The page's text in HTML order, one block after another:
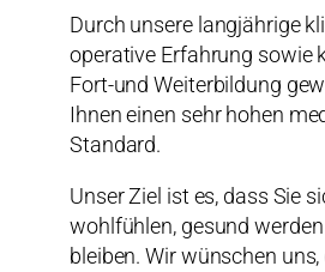
Durch unsere langjährige
operative Erfahrung sowie
Fort-und Weiterbildung
Ihnen einen sehr hohen
Standard.
Unser Ziel ist es, dass Sie
wohlfühlen, gesund
bleiben. Wir wünschen